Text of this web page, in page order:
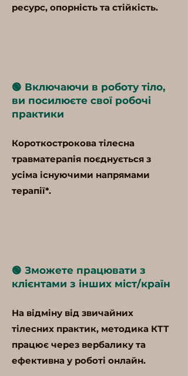
ресурс, опорність та стійкість.
🟢 Включаючи в роботу тіло,
ви посилюєте свої робочі
практики
Короткострокова тілесна
травматерапія поєднується з
усіма існуючими напрямами
терапії*.
🟢 Зможете працювати з
клієнтами з інших міст/країн
На відміну від звичайних
тілесних практик, методика КТТ
працює через вербалику та
ефективна у роботі онлайн.